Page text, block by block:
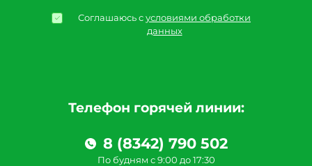
Телефон горячей линии:
8 (8342) 790 502
По будням с 9:00 до 17:30
Соглашаюсь сусловиями обработки
данных